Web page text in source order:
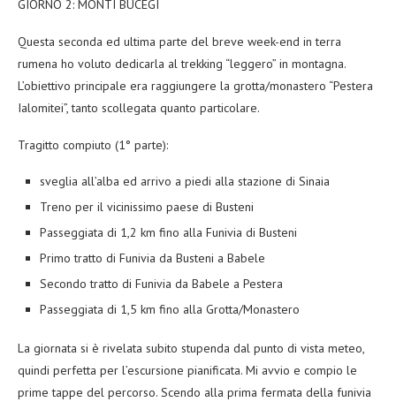
GIORNO 2: MONTI BUCEGI
Questa seconda ed ultima parte del breve week-end in terra
rumena ho voluto dedicarla al trekking “leggero” in montagna.
L’obiettivo principale era raggiungere la grotta/monastero “Pestera
Ialomitei”, tanto scollegata quanto particolare.
Tragitto compiuto (1° parte):
sveglia all’alba ed arrivo a piedi alla stazione di Sinaia
Treno per il vicinissimo paese di Busteni
Passeggiata di 1,2 km fino alla Funivia di Busteni
Primo tratto di Funivia da Busteni a Babele
Secondo tratto di Funivia da Babele a Pestera
Passeggiata di 1,5 km fino alla Grotta/Monastero
La giornata si è rivelata subito stupenda dal punto di vista meteo,
quindi perfetta per l’escursione pianificata. Mi avvio e compio le
prime tappe del percorso. Scendo alla prima fermata della funivia